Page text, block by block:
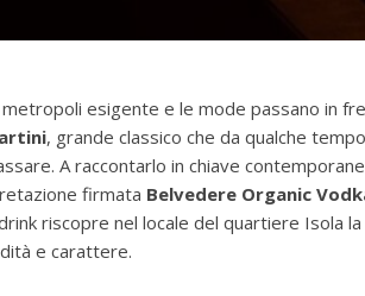
metropoli esigente e le mode passano in
, grande classico che da qualche
A raccontarlo in chiave
firmata Belvedere Organic
riscopre nel locale del quartiere Isola
e carattere.